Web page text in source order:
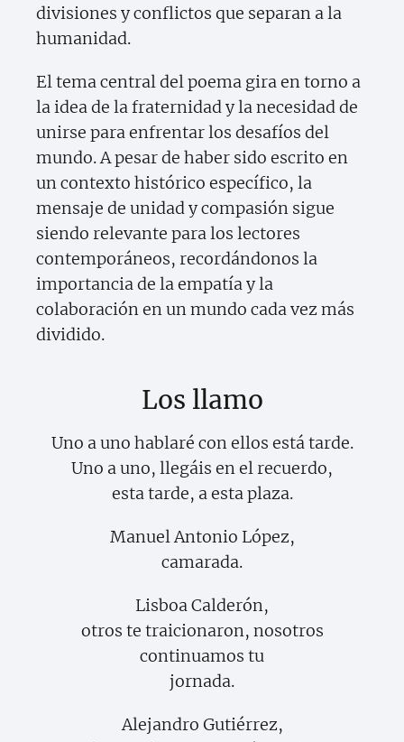
divisiones y conflictos que separan a la
humanidad.
El tema central del poema gira en torno a
la idea de la fraternidad y la necesidad de
unirse para enfrentar los desafíos del
mundo. A pesar de haber sido escrito en
un contexto histórico específico, la
mensaje de unidad y compasión sigue
siendo relevante para los lectores
contemporáneos, recordándonos la
importancia de la empatía y la
colaboración en un mundo cada vez más
dividido.
Los llamo
Uno a uno hablaré con ellos está tarde.
Uno a uno, llegáis en el recuerdo,
esta tarde, a esta plaza.
Manuel Antonio López,
camarada.
Lisboa Calderón,
otros te traicionaron, nosotros
continuamos tu
jornada.
Alejandro Gutiérrez,